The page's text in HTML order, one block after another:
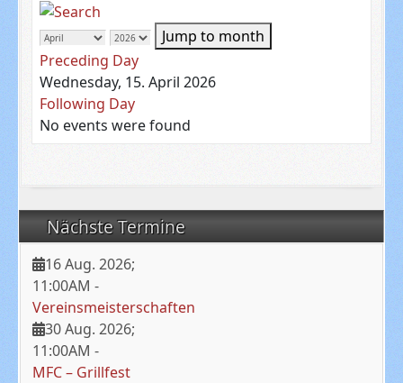
Nächste Termine
16 Aug. 2026;
11:00AM -
Vereinsmeisterschaften
30 Aug. 2026;
11:00AM -
MFC – Grillfest
Jump to month
Preceding Day
Wednesday, 15. April 2026
Following Day
No events were found